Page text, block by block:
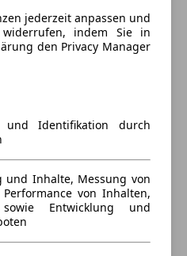
jederzeit anpassen und
indem Sie in
den Privacy Manager
und Identifikation durch
und Inhalte, Messung von
von Inhalten,
sowie Entwicklung und